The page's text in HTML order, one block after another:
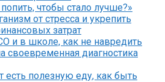
чтобы стало лучше?»
от стресса и укрепить
затрат
и в школе, как не навредить
своевременная диагностика
есть полезную еду, как быть